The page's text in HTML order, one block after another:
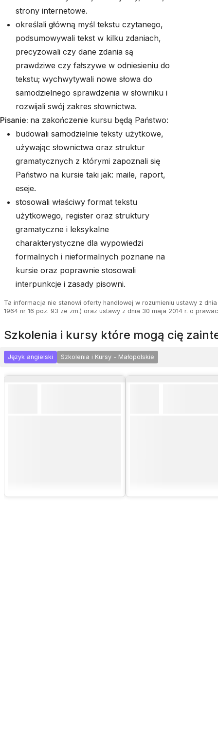
strony internetowe.
określali główną myśl tekstu czytanego,
podsumowywali tekst w kilku zdaniach,
precyzowali czy dane zdania są
prawdziwe czy fałszywe w odniesieniu do
tekstu; wychwytywali nowe słowa do
samodzielnego sprawdzenia w słowniku i
rozwijali swój zakres słownictwa.
Pisanie: na zakończenie kursu będą Państwo:
budowali samodzielnie teksty użytkowe,
używając słownictwa oraz struktur
gramatycznych z którymi zapoznali się
Państwo na kursie taki jak: maile, raport,
eseje.
stosowali właściwy format tekstu
użytkowego, register oraz struktury
gramatyczne i leksykalne
charakterystyczne dla wypowiedzi
formalnych i nieformalnych poznane na
kursie oraz poprawnie stosowali
interpunkcje i zasady pisowni.
Ta informacja nie stanowi oferty handlowej w rozumieniu ustawy z
1964 nr 16 poz. 93 ze zm.) oraz ustawy z dnia 30 maja 2014 r. o
szkolenia i kursy które mogą cię
Język angielski Szkolenia i Kursy - Małopolskie